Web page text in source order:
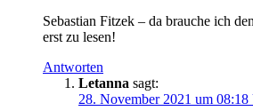
Sebastian Fitzek – da brauche ich
erst zu lesen!
Antworten
Letanna sagt:
28. November 2021 um 08:18